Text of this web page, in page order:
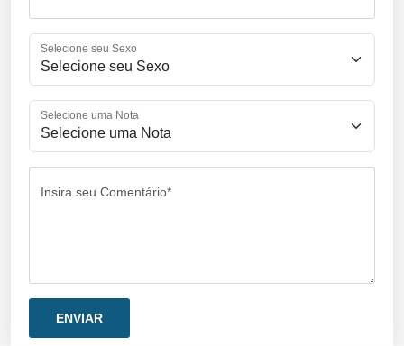
Selecione seu Sexo
Selecione uma Nota
Insira seu Comentário*